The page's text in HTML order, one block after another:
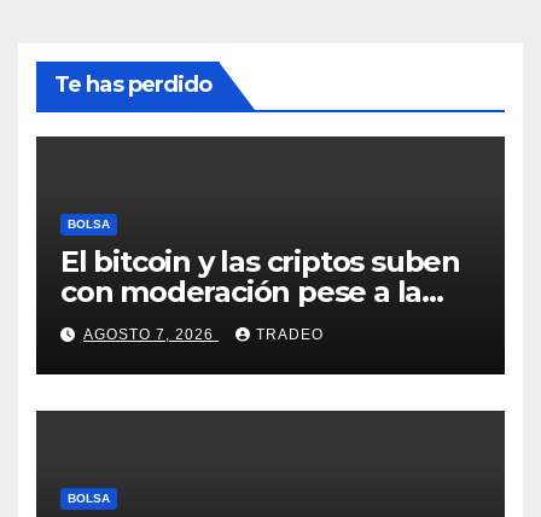
Te has perdido
BOLSA
El bitcoin y las criptos suben
con moderación pese a la
incertidumbre en Oriente
Medio
AGOSTO 7, 2026 TRADEO
BOLSA